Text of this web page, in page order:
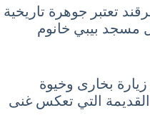
تعتبر جوهرة تاريخية
مسجد بيبي خانوم
بخارى وخيوة
القديمة التي تعكس غنى